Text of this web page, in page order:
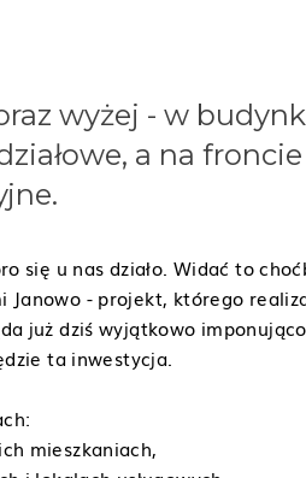
wyżej - w
a na froncie
się u nas działo. Widać to
Janowo - projekt, którego
już dziś wyjątkowo
ta inwestycja.
mieszkaniach,